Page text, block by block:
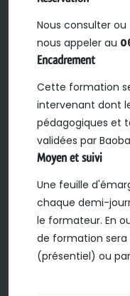
Nous consulter ou
nous appeler au
Encadrement
Cette formation
intervenant dont
pédagogiques et
validées par
Moyen et suivi
Une feuille
chaque demi-
le formateur. En
de formation sera
(présentiel) ou